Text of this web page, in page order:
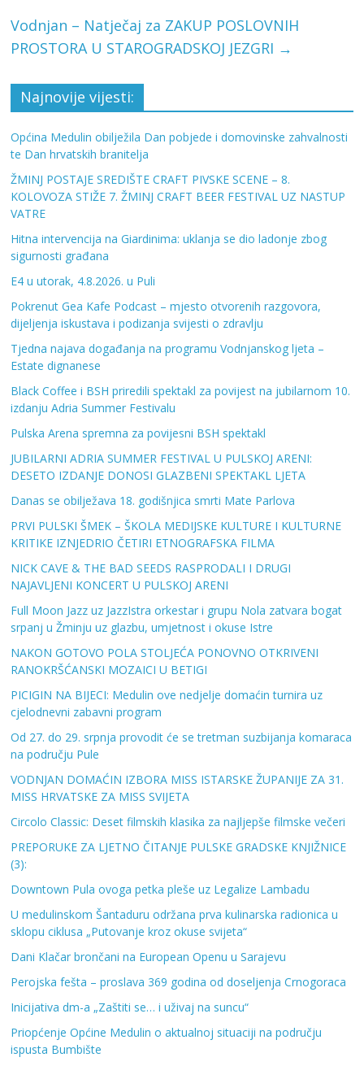
Vodnjan – Natječaj za ZAKUP POSLOVNIH
PROSTORA U STAROGRADSKOJ JEZGRI →
Najnovije vijesti:
Općina Medulin obilježila Dan pobjede i domovinske zahvalnosti
te Dan hrvatskih branitelja
ŽMINJ POSTAJE SREDIŠTE CRAFT PIVSKE SCENE – 8.
KOLOVOZA STIŽE 7. ŽMINJ CRAFT BEER FESTIVAL UZ NASTUP
VATRE
Hitna intervencija na Giardinima: uklanja se dio ladonje zbog
sigurnosti građana
E4 u utorak, 4.8.2026. u Puli
Pokrenut Gea Kafe Podcast – mjesto otvorenih razgovora,
dijeljenja iskustava i podizanja svijesti o zdravlju
Tjedna najava događanja na programu Vodnjanskog ljeta –
Estate dignanese
Black Coffee i BSH priredili spektakl za povijest na jubilarnom 10.
izdanju Adria Summer Festivalu
Pulska Arena spremna za povijesni BSH spektakl
JUBILARNI ADRIA SUMMER FESTIVAL U PULSKOJ ARENI:
DESETO IZDANJE DONOSI GLAZBENI SPEKTAKL LJETA
Danas se obilježava 18. godišnjica smrti Mate Parlova
PRVI PULSKI ŠMEK – ŠKOLA MEDIJSKE KULTURE I KULTURNE
KRITIKE IZNJEDRIO ČETIRI ETNOGRAFSKA FILMA
NICK CAVE & THE BAD SEEDS RASPRODALI I DRUGI
NAJAVLJENI KONCERT U PULSKOJ ARENI
Full Moon Jazz uz JazzIstra orkestar i grupu Nola zatvara bogat
srpanj u Žminju uz glazbu, umjetnost i okuse Istre
NAKON GOTOVO POLA STOLJEĆA PONOVNO OTKRIVENI
RANOKRŠĆANSKI MOZAICI U BETIGI
PICIGIN NA BIJECI: Medulin ove nedjelje domaćin turnira uz
cjelodnevni zabavni program
Od 27. do 29. srpnja provodit će se tretman suzbijanja komaraca
na području Pule
VODNJAN DOMAĆIN IZBORA MISS ISTARSKE ŽUPANIJE ZA 31.
MISS HRVATSKE ZA MISS SVIJETA
Circolo Classic: Deset filmskih klasika za najljepše filmske večeri
PREPORUKE ZA LJETNO ČITANJE PULSKE GRADSKE KNJIŽNICE
(3):
Downtown Pula ovoga petka pleše uz Legalize Lambadu
U medulinskom Šantaduru održana prva kulinarska radionica u
sklopu ciklusa „Putovanje kroz okuse svijeta“
Dani Klačar brončani na European Openu u Sarajevu
Perojska fešta – proslava 369 godina od doseljenja Crnogoraca
Inicijativa dm-a „Zaštiti se… i uživaj na suncu“
Priopćenje Općine Medulin o aktualnoj situaciji na području
ispusta Bumbište